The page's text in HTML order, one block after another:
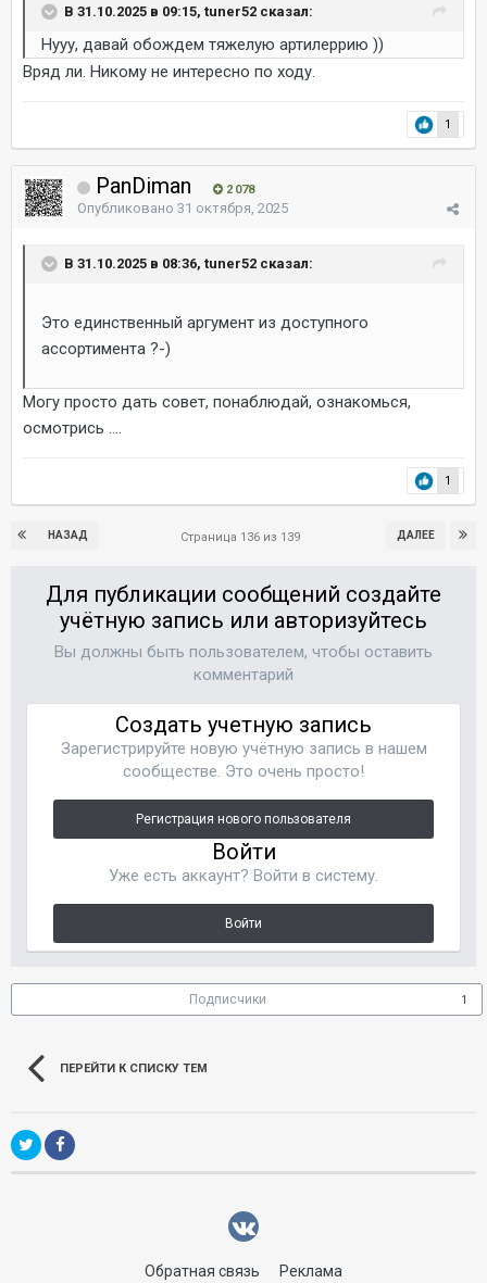
В 31.10.2025 в 09:15, tuner52 сказал:
Нууу, давай обождем тяжелую артилеррию ))
Вряд ли. Никому не интересно по ходу.
1
PanDiman 2 078
Опубликовано 31 октября, 2025
В 31.10.2025 в 08:36, tuner52 сказал:
Это единственный аргумент из доступного
ассортимента ?-)
Могу просто дать совет, понаблюдай, ознакомься,
осмотрись ....
1
НАЗАД ДАЛЕЕ
Страница 136 из 139
Для публикации сообщений создайте
учётную запись или авторизуйтесь
Вы должны быть пользователем, чтобы оставить
комментарий
Создать учетную запись
Зарегистрируйте новую учётную запись в нашем
сообществе. Это очень просто!
Регистрация нового пользователя
Войти
Уже есть аккаунт? Войти в систему.
Войти
Подписчики 1
ПЕРЕЙТИ К СПИСКУ ТЕМ
Обратная связь Реклама